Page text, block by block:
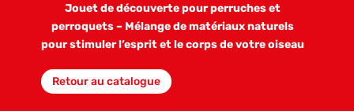
Jouet de découverte pour perruches et
perroquets – Mélange de matériaux naturels
pour stimuler l’esprit et le corps de votre oiseau
Retour au catalogue